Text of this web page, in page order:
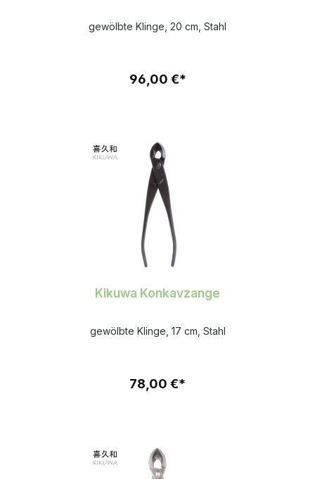
gewölbte Klinge, 20 cm, Stahl
96,00 €*
Kikuwa Konkavzange
gewölbte Klinge, 17 cm, Stahl
78,00 €*